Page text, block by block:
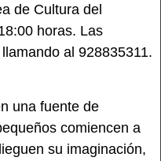
de Cultura del
horas. Las
al 928835311.
una fuente de
comiencen a
su imaginación,